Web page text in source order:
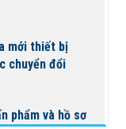
mới thiết bị
chuyển đổi
phẩm và hồ sơ